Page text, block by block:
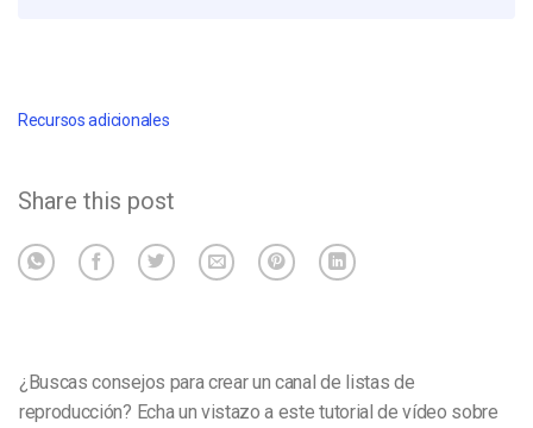
Recursos adicionales
Share this post
¿Buscas consejos para crear un canal de listas de
reproducción? Echa un vistazo a este tutorial de vídeo sobre